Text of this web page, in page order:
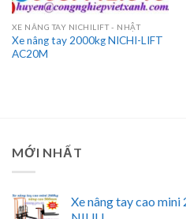
XE NÂNG TAY NICHILIFT - NHẬT
Xe nâng tay 2000kg NICHI-LIFT
AC20M
MỚI NHẤT
Xe nâng tay cao